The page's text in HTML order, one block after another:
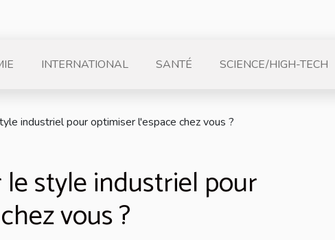
INTERNATIONAL SANTÉ SCIENCE/HIGH-TECH
industriel pour optimiser l'espace chez vous ?
style industriel pour
vous ?